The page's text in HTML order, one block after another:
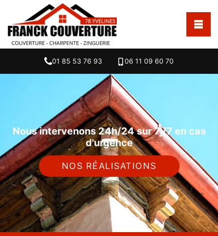
01 85 53 76 93 06 11 09 60 70
Nous intervenons 24h/24 sur 7j/7 en cas
d'urgence
NOS RÉALISATIONS